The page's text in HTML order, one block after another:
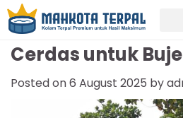
Kolam Terpal
Cerdas untuk
Posted on6 August 2025 by